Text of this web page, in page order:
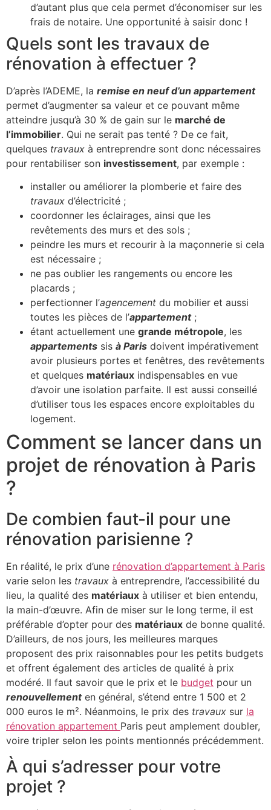
d’autant plus que cela permet d’économiser sur les
frais de notaire. Une opportunité à saisir donc !
Quels sont les travaux de
rénovation à effectuer ?
D’après l’ADEME, la remise en neuf d’un appartement
permet d’augmenter sa valeur et ce pouvant même
atteindre jusqu’à 30 % de gain sur le marché de
l’immobilier. Qui ne serait pas tenté ? De ce fait,
quelques travaux à entreprendre sont donc nécessaires
pour rentabiliser son investissement, par exemple :
installer ou améliorer la plomberie et faire des
travaux d’électricité ;
coordonner les éclairages, ainsi que les
revêtements des murs et des sols ;
peindre les murs et recourir à la maçonnerie si cela
est nécessaire ;
ne pas oublier les rangements ou encore les
placards ;
perfectionner l’agencement du mobilier et aussi
toutes les pièces de l’appartement;
étant actuellement une grande métropole, les
appartements sis à Paris doivent impérativement
avoir plusieurs portes et fenêtres, des revêtements
et quelques matériaux indispensables en vue
d’avoir une isolation parfaite. Il est aussi conseillé
d’utiliser tous les espaces encore exploitables du
logement.
Comment se lancer dans un
projet de rénovation à Paris
?
De combien faut-il pour une
rénovation parisienne ?
En réalité, le prix d’une rénovation d’appartement à Paris
varie selon les travaux à entreprendre, l’accessibilité du
lieu, la qualité des matériaux à utiliser et bien entendu,
la main-d’œuvre. Afin de miser sur le long terme, il est
préférable d’opter pour des matériaux de bonne qualité.
D’ailleurs, de nos jours, les meilleures marques
proposent des prix raisonnables pour les petits budgets
et offrent également des articles de qualité à prix
modéré. Il faut savoir que le prix et le budget pour un
renouvellementen général, s’étend entre 1 500 et 2
000 euros le m². Néanmoins, le prix des travaux sur la
rénovation appartement Paris peut amplement doubler,
voire tripler selon les points mentionnés précédemment.
À qui s’adresser pour votre
projet ?